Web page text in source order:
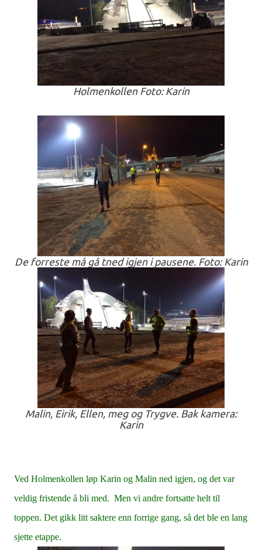
Holmenkollen Foto: Karin
De forreste må gå tned igjen i pausene. Foto: Karin
Malin, Eirik, Ellen, meg og Trygve. Bak kamera:
Karin
Ved Holmenkollen løp Karin og Malin ned igjen, og det var
veldig fristende å bli med. Men vi andre fortsatte helt til
toppen. Det gikk litt saktere enn forrige gang, så det ble en lang
sjette etappe.